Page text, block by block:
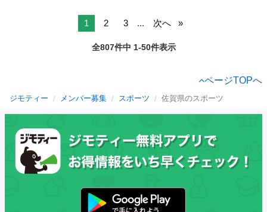
1 2 3 ... 次へ
全807件中 1-50件表示
ページTOPへ
ジモティー メンバー募集 スポーツ 佐賀県のスポーツ